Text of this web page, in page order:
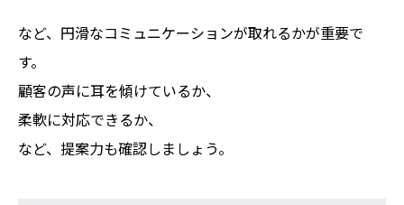
など、円滑なコミュニケーションが取れるかが重要で
す。
顧客の声に耳を傾けているか、
柔軟に対応できるか、
など、提案力も確認しましょう。